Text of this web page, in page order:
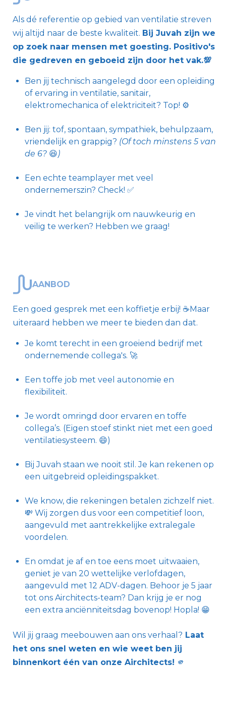
Als dé referentie op gebied van ventilatie streven
wij altijd naar de beste kwaliteit. Bij Juvah zijn we
op zoek naar mensen met goesting. Positivo's
die gedreven en geboeid zijn door het vak.💯
Ben jij technisch aangelegd door een opleiding
of ervaring in ventilatie, sanitair,
elektromechanica of elektriciteit? Top! ⚙️
Ben jij: tof, spontaan, sympathiek, behulpzaam,
vriendelijk en grappig? (Of toch minstens 5 van
de 6? 😆)
Een echte teamplayer met veel
ondernemerszin? Check! ✅
Je vindt het belangrijk om nauwkeurig en
veilig te werken? Hebben we graag!
AANBOD
Een goed gesprek met een koffietje erbij! ☕Maar
uiteraard hebben we meer te bieden dan dat.
Je komt terecht in een groeiend bedrijf met
ondernemende collega's. 🚀
Een toffe job met veel autonomie en
flexibiliteit.
Je wordt omringd door ervaren en toffe
collega’s. (Eigen stoef stinkt niet met een goed
ventilatiesysteem. 😄)
Bij Juvah staan we nooit stil. Je kan rekenen op
een uitgebreid opleidingspakket.
We know, die rekeningen betalen zichzelf niet.
💸 Wij zorgen dus voor een competitief loon,
aangevuld met aantrekkelijke extralegale
voordelen.
En omdat je af en toe eens moet uitwaaien,
geniet je van 20 wettelijke verlofdagen,
aangevuld met 12 ADV-dagen. Behoor je 5 jaar
tot ons Airchitects-team? Dan krijg je er nog
een extra anciënniteitsdag bovenop! Hopla! 😁
Wil jij graag meebouwen aan ons verhaal? Laat
het ons snel weten en wie weet ben jij
binnenkort één van onze Airchitects! 🫵